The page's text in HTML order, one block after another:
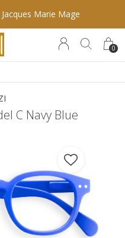
0
& oogcontrole
C Navy Blue